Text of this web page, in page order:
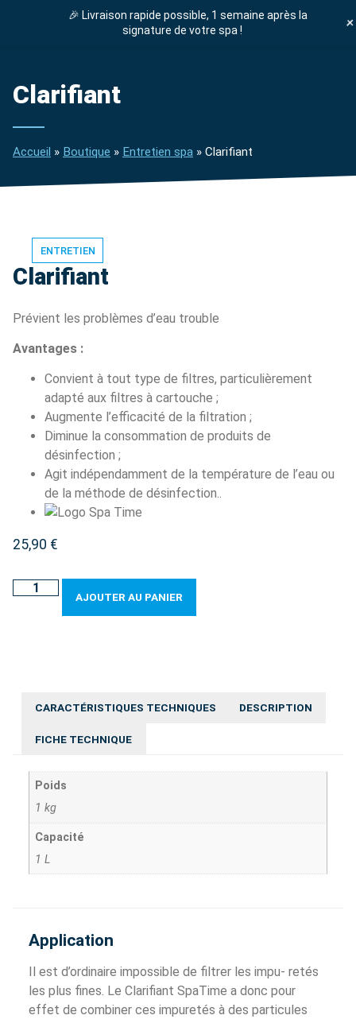
DEVIS GRATUIT
Clarifiant
Accueil » Boutique » Entretien spa » Clarifiant
ENTRETIEN
Clarifiant
Prévient les problèmes d’eau trouble
Avantages :
Convient à tout type de filtres, particulièrement
adapté aux filtres à cartouche ;
Augmente l’efficacité de la filtration ;
Diminue la consommation de produits de
désinfection ;
Agit indépendamment de la température de l’eau ou
de la méthode de désinfection..
25,90 €
AJOUTER AU PANIER
CARACTÉRISTIQUES TECHNIQUES DESCRIPTION
FICHE TECHNIQUE
Poids
1 kg
Capacité
1 L
Application
Il est d’ordinaire impossible de filtrer les impu- retés
les plus fines. Le Clarifiant SpaTime a donc pour
effet de combiner ces impuretés à des particules
🎉 Livraison rapide possible, 1 semaine après la
signature de votre spa !